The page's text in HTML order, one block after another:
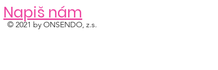
Napiš nám
© 2021 by ONSENDO, z.s.